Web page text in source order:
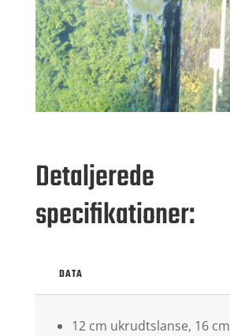
Detaljerede
specifikationer:
DATA
12 cm ukrudtslanse, 16 cm